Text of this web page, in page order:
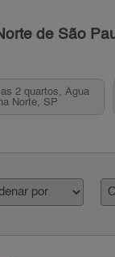
de São
2 quartos, Água
Norte, SP